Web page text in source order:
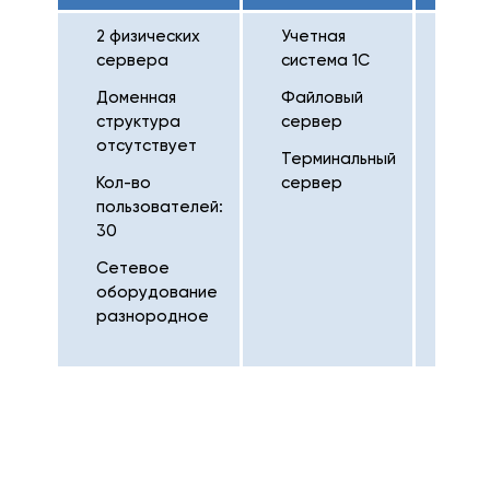
2 физических
сервера
Доменная
структура
отсутствует
Кол-во
пользователей:
30
Сетевое
оборудование
разнородное
Учетная
система 1С
Файловый
сервер
Терминальный
сервер